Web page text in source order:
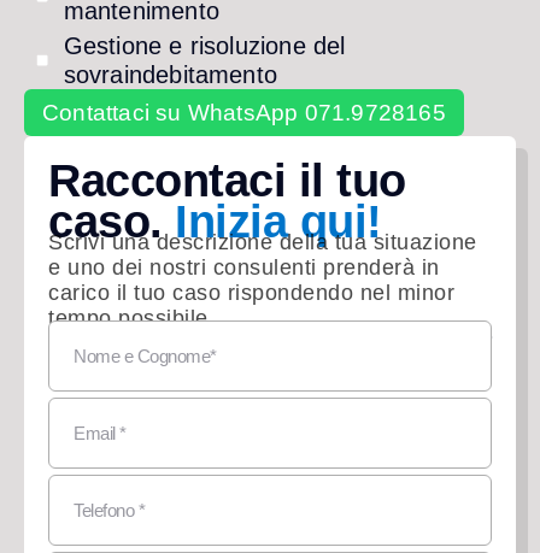
mantenimento
Gestione e risoluzione del
sovraindebitamento
Contattaci su WhatsApp 071.9728165
Raccontaci il tuo
caso.Inizia qui!
Scrivi una descrizione della tua situazione
e uno dei nostri consulenti prenderà in
carico il tuo caso rispondendo nel minor
tempo possibile
La consulenza è gratuita